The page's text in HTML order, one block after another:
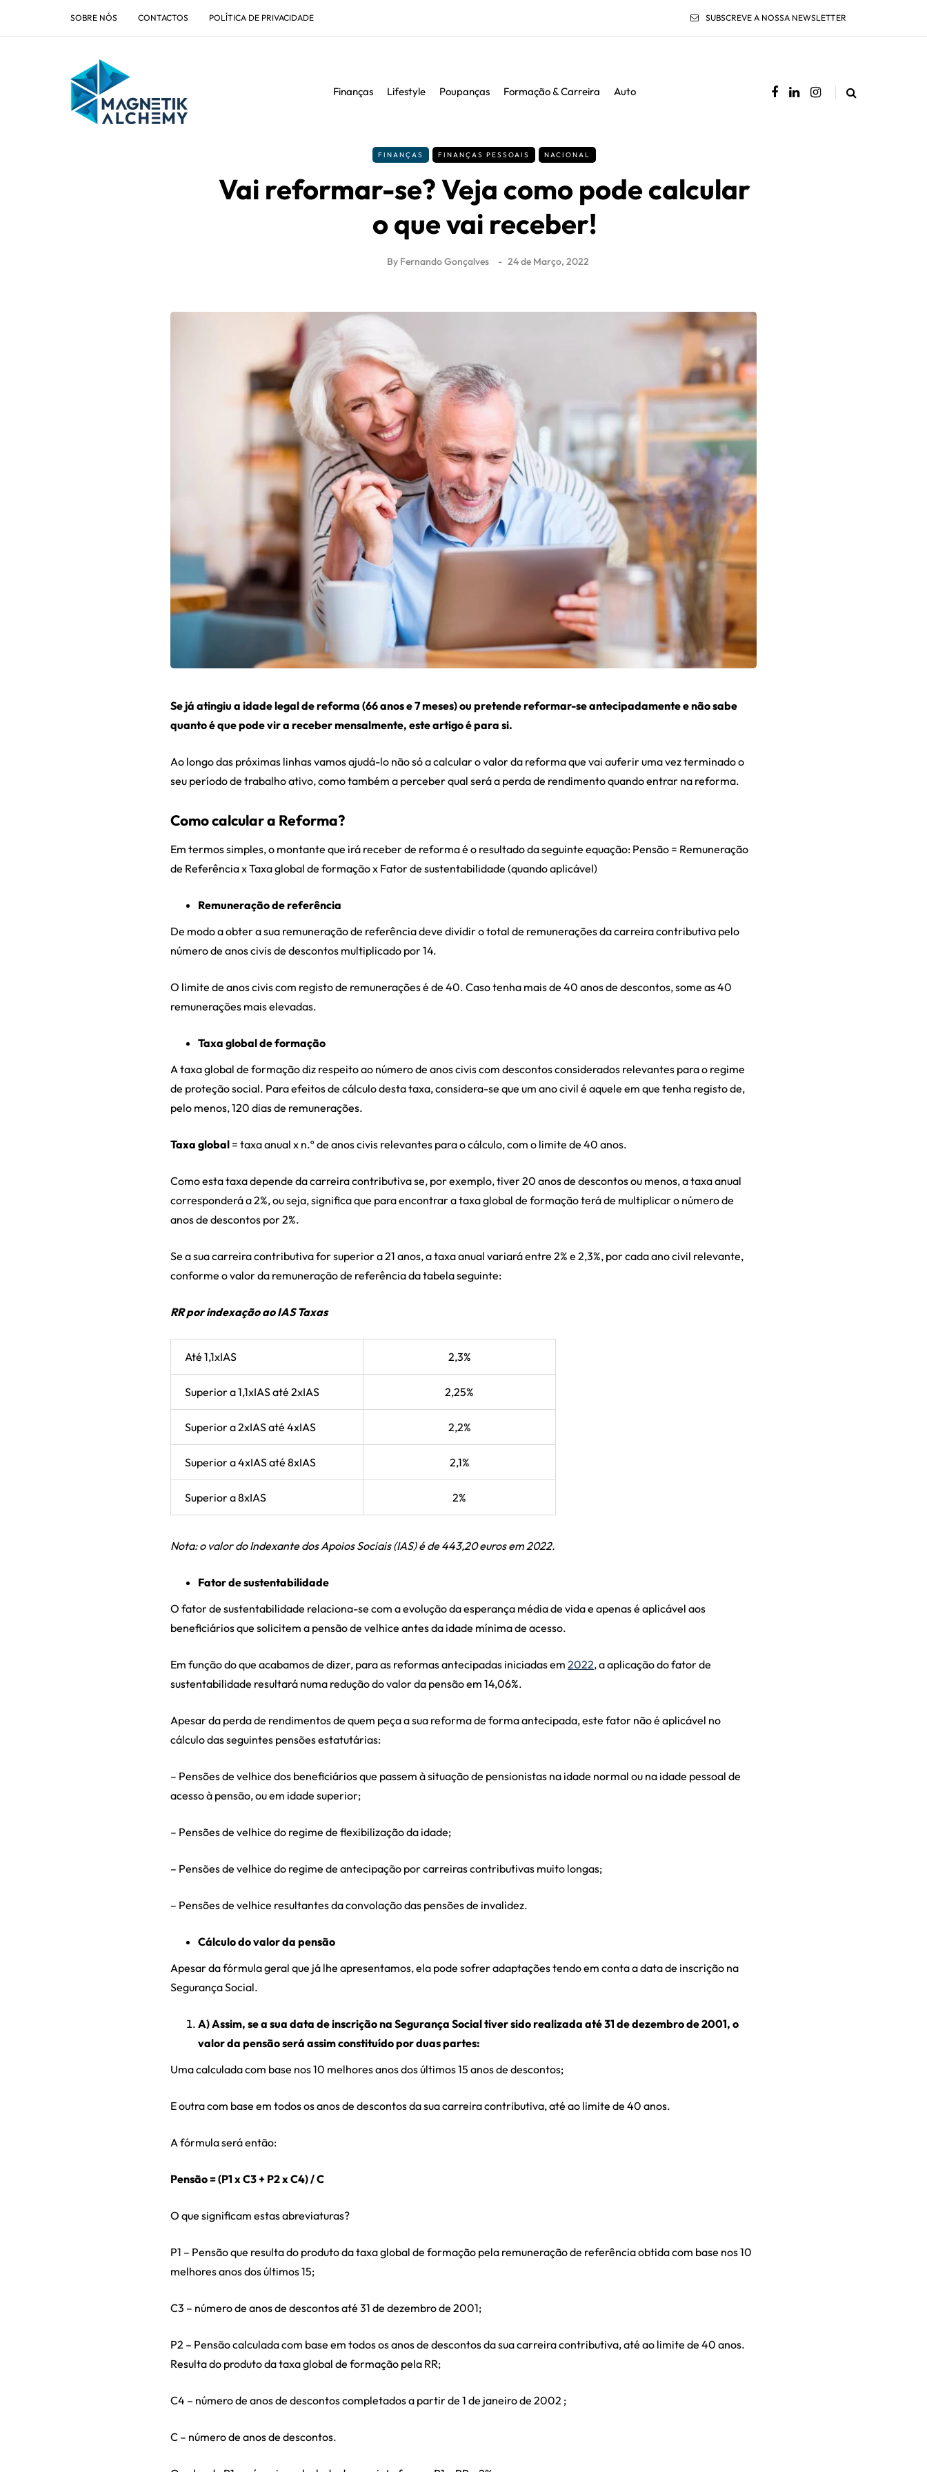
SOBRE NÓS CONTACTOS POLÍTICA DE PRIVACIDADE SUBSCREVE A NOSSA NEWSLETTER
Finanças Lifestyle Poupanças Formação & Carreira Auto
FINANÇAS FINANÇAS PESSOAIS NACIONAL
Vai reformar-se? Veja como pode calcular
o que vai receber!
By Fernando Gonçalves 24 de Março, 2022
Se já atingiu a idade legal de reforma (66 anos e 7 meses) ou pretende reformar-se antecipadamente e não sabe
quanto é que pode vir a receber mensalmente, este artigo é para si.
Ao longo das próximas linhas vamos ajudá-lo não só a calcular o valor da reforma que vai auferir uma vez terminado o
seu período de trabalho ativo, como também a perceber qual será a perda de rendimento quando entrar na reforma.
Como calcular a Reforma?
Em termos simples, o montante que irá receber de reforma é o resultado da seguinte equação: Pensão = Remuneração
de Referência x Taxa global de formação x Fator de sustentabilidade (quando aplicável)
Remuneração de referência
De modo a obter a sua remuneração de referência deve dividir o total de remunerações da carreira contributiva pelo
número de anos civis de descontos multiplicado por 14.
O limite de anos civis com registo de remunerações é de 40. Caso tenha mais de 40 anos de descontos, some as 40
remunerações mais elevadas.
Taxa global de formação
A taxa global de formação diz respeito ao número de anos civis com descontos considerados relevantes para o regime
de proteção social. Para efeitos de cálculo desta taxa, considera-se que um ano civil é aquele em que tenha registo de,
pelo menos, 120 dias de remunerações.
Taxa global = taxa anual x n.º de anos civis relevantes para o cálculo, com o limite de 40 anos.
Como esta taxa depende da carreira contributiva se, por exemplo, tiver 20 anos de descontos ou menos, a taxa anual
corresponderá a 2%, ou seja, significa que para encontrar a taxa global de formação terá de multiplicar o número de
anos de descontos por 2%.
Se a sua carreira contributiva for superior a 21 anos, a taxa anual variará entre 2% e 2,3%, por cada ano civil relevante,
conforme o valor da remuneração de referência da tabela seguinte:
RR por indexação ao IAS Taxas
Até 1,1xIAS 2,3%
Superior a 1,1xIAS até 2xIAS 2,25%
Superior a 2xIAS até 4xIAS 2,2%
Superior a 4xIAS até 8xIAS 2,1%
Superior a 8xIAS 2%
Nota: o valor do Indexante dos Apoios Sociais (IAS) é de 443,20 euros em 2022.
Fator de sustentabilidade
O fator de sustentabilidade relaciona-se com a evolução da esperança média de vida e apenas é aplicável aos
beneficiários que solicitem a pensão de velhice antes da idade mínima de acesso.
Em função do que acabamos de dizer, para as reformas antecipadas iniciadas em 2022, a aplicação do fator de
sustentabilidade resultará numa redução do valor da pensão em 14,06%.
Apesar da perda de rendimentos de quem peça a sua reforma de forma antecipada, este fator não é aplicável no
cálculo das seguintes pensões estatutárias:
– Pensões de velhice dos beneficiários que passem à situação de pensionistas na idade normal ou na idade pessoal de
acesso à pensão, ou em idade superior;
– Pensões de velhice do regime de flexibilização da idade;
– Pensões de velhice do regime de antecipação por carreiras contributivas muito longas;
– Pensões de velhice resultantes da convolação das pensões de invalidez.
Cálculo do valor da pensão
Apesar da fórmula geral que já lhe apresentamos, ela pode sofrer adaptações tendo em conta a data de inscrição na
Segurança Social.
A) Assim, se a sua data de inscrição na Segurança Social tiver sido realizada até 31 de dezembro de 2001, o
valor da pensão será assim constituído por duas partes:
Uma calculada com base nos 10 melhores anos dos últimos 15 anos de descontos;
E outra com base em todos os anos de descontos da sua carreira contributiva, até ao limite de 40 anos.
A fórmula será então:
Pensão = (P1 x C3 + P2 x C4) / C
O que significam estas abreviaturas?
P1 – Pensão que resulta do produto da taxa global de formação pela remuneração de referência obtida com base nos 10
melhores anos dos últimos 15;
C3 – número de anos de descontos até 31 de dezembro de 2001;
P2 – Pensão calculada com base em todos os anos de descontos da sua carreira contributiva, até ao limite de 40 anos.
Resulta do produto da taxa global de formação pela RR;
C4 – número de anos de descontos completados a partir de 1 de janeiro de 2002 ;
C – número de anos de descontos.